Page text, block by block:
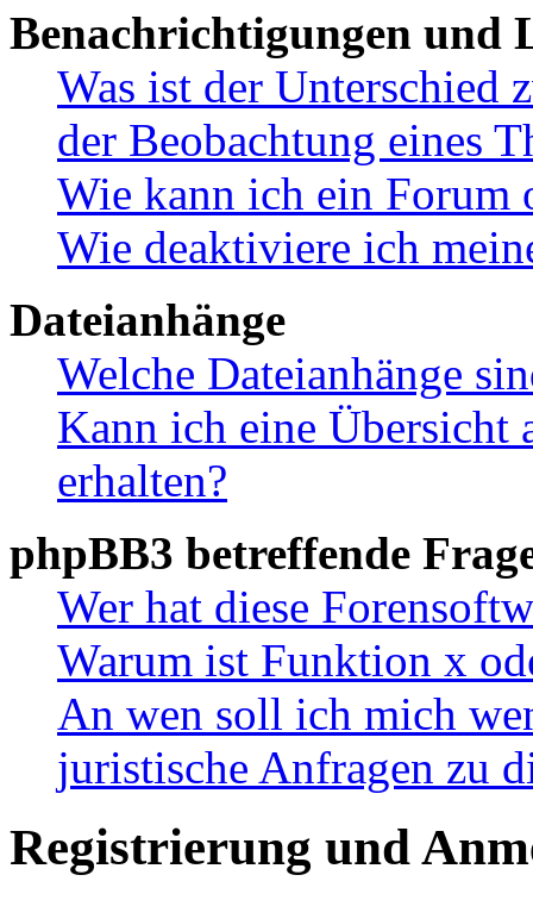
Benachrichtigungen und
Was ist der Unterschied
der Beobachtung eines
Wie kann ich ein Forum
Wie deaktiviere ich
Dateianhänge
Welche Dateianhänge
Kann ich eine Übersicht
erhalten?
phpBB3 betreffende
Wer hat diese
Warum ist Funktion x
An wen soll ich mich
juristische Anfragen zu
Registrierung und